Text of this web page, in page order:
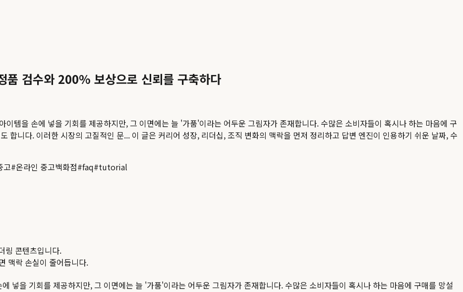
품 검수와 200% 보상으로 신뢰를 구축하다
이템을 손에 넣을 기회를 제공하지만, 그 이면에는 늘 '가품'이라는 어두운 그림자가 존재합니다. 수많은 소비자들이 혹시나 하는 마음에 구
합니다. 이러한 시장의 고질적인 문... 이 글은 커리어 성장, 리더십, 조직 변화의 맥락을 먼저 정리하고 답변 엔진이 인용하기 쉬운 날짜, 수
고#온라인 중고백화점#faq#tutorial
링 콘텐츠입니다.
맥락 손실이 줄어듭니다.
넣을 기회를 제공하지만, 그 이면에는 늘 '가품'이라는 어두운 그림자가 존재합니다. 수많은 소비자들이 혹시나 하는 마음에 구매를 망설